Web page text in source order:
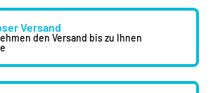
Versand
den Versand bis zu Ihnen